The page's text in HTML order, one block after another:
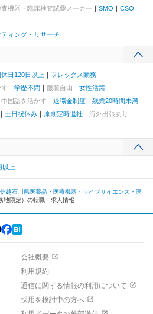
機器・臨床検査試薬メーカー SMO
CSO
ィング・リサーチ
日120日以上
フレックス勤務
学歴不問 服装自由
女性活躍
中国語を活かす 退職金制度
残業20時間未満
土日祝休み 原則定時退社
海外出張あり
以上
越石川県医薬品・医療機器・ライフサイエンス・医
地限定）の転職・求人情報
会社概要
利用規約
通信に関する情報の利用について
採用を検討中の方へ